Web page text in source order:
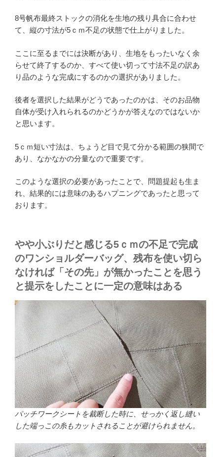
8号帆布最終ストックの消化を生地の残り具合に合わせ
て、縦の寸法が5ｃｍ不足の状態で仕上がりました。
ここに至るまでには決断があり、生地をもったいなく余
らせて終了するのか、すべて使い切って寸法不足の訳あ
り品のような完成にするのかの選択がありました。
後者を選択した結果がどうであったのかは、そのお品物
自体が受け入れられるのかどうかが答えなのではないか
と思います。
5ｃｍ短い寸法は、ちょうど目で見て分かる範囲の狭間で
あり、なかなかの分量なので重要です。
このような選択の必要があったことで、問題提起も生ま
れ、結果的には意味のあるハプニングであったと思って
おります。
やや小ぶりだと感じる5ｃｍの不足で完成
のワンショルダーバッグ、残布を使い切ら
なければ「その先」が無かったことを思う
と提示をしたことに一定の意味はある
パッチワークシートを裁断した時に、せっかく返し縫い
した端っこの糸もカットされることが避けられません。